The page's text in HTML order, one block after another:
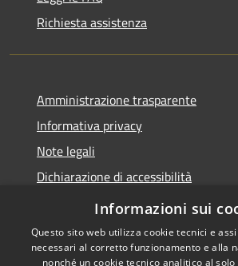
Richiesta assistenza
Amministrazione trasparente
Informativa privacy
Note legali
Dichiarazione di accessibilità
WhistleblowingPAInformazioni sui
Questo sito web utilizza cookie tecnici e
necessari al corretto funzionamento e alla
nonché un cookie tecnico analitico al